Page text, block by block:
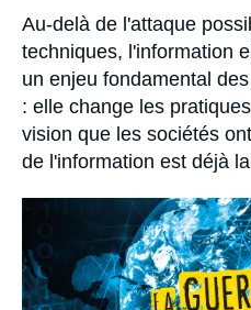
Accroche
Au-delà de l'attaque
techniques, l'information
un enjeu fondamental
: elle change les
vision que les sociétés
de l'information est déjà
Image